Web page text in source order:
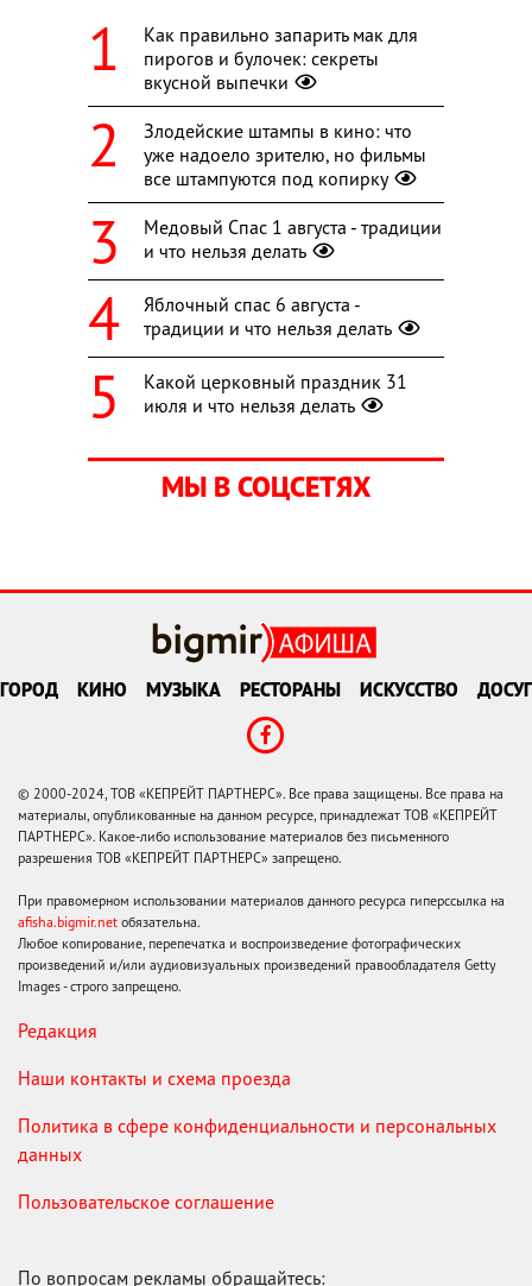
Как правильно запарить мак для
пирогов и булочек: секреты
вкусной выпечки
Злодейские штампы в кино: что
уже надоело зрителю, но фильмы
все штампуются под копирку
Медовый Спас 1 августа - традиции
и что нельзя делать
Яблочный спас 6 августа -
традиции и что нельзя делать
Какой церковный праздник 31
июля и что нельзя делать
МЫ В СОЦСЕТЯХ
ГОРОД КИНО МУЗЫКА РЕСТОРАНЫ ИСКУССТВО ДОСУГ
© 2000-2024, ТОВ «КЕПРЕЙТ ПАРТНЕРС». Все права защищены. Все права на
материалы, опубликованные на данном ресурсе, принадлежат ТОВ «КЕПРЕЙТ
ПАРТНЕРС». Какое-либо использование материалов без письменного
разрешения ТОВ «КЕПРЕЙТ ПАРТНЕРС» запрещено.
При правомерном использовании материалов данного ресурса гиперссылка на
afisha.bigmir.net обязательна.
Любое копирование, перепечатка и воспроизведение фотографических
произведений и/или аудиовизуальных произведений правообладателя Getty
Images - строго запрещено.
Редакция
Наши контакты и схема проезда
Политика в сфере конфиденциальности и персональных
данных
Пользовательское соглашение
По вопросам рекламы обращайтесь: